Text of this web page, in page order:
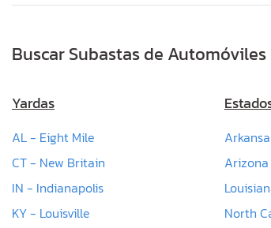
Buscar Subastas de
Yardas
AL - Eight Mile
CT - New Britain
IN - Indianapolis
KY - Louisville
Arizona
North